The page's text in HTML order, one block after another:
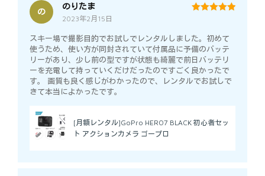
の
のりたま
2023年2月15日
スキー場で撮影目的でお試しでレンタルしました。初めて
使うため、使い方が同封されていて付属品に予備のバッテ
リーがあり、少し前の型ですが状態も綺麗で前日バッテリ
ーを充電して持っていくだけだったのですごく良かったで
す。 画質も良く感じがわかったので、レンタルでお試しで
きて本当によかったです。
[月額レンタル]GoPro HERO7 BLACK 初心者セッ
ト アクションカメラ ゴープロ